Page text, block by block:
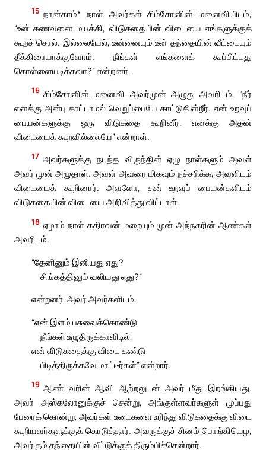
15 நான்காம்* நாள் அவர்கள் சிம்சோனின் மனைவியிடம்,
“உன் கணவனை மயக்கி, விடுகதையின் விடையை எங்களுக்குக்
கூறச் சொல். இல்லையேல், உன்னையும் உன் தந்தையின் வீட்டையும்
தீக்கிரையாக்குவோம். நீங்கள் எங்களைக் கூப்பிட்டது
கொள்ளையடிக்கவா?” என்றனர்.
16 சிம்சோனின் மனைவி அவர்முன் அழுது அவரிடம், “நீர்
எனக்கு அன்பு காட்டாமல் வெறுப்பையே காட்டுகின்றீர். என் உறவுப்
பையன்களுக்கு ஒரு விடுகதை கூறினீர். எனக்கு அதன்
விடையைக் கூறவில்லையே” என்றாள்.
17 அவர்களுக்கு நடந்த விருந்தின் ஏழு நாள்களும் அவள்
அவர் முன் அழுதாள். அவள் அவரை மிகவும் நச்சரிக்க, அவளிடம்
விடையைக் கூறினார். அவளோ, தன் உறவுப் பையன்களிடம்
விடுகதையின் விடையை அறிவித்து விட்டாள்.
18 ஏழாம் நாள் கதிரவன் மறையும் முன் அந்நகரின் ஆண்கள்
அவரிடம்,
“தேனினும் இனியது எது?
சிங்கத்தினும் வலியது எது?”
என்றனர். அவர் அவர்களிடம்,
“என் இளம் பசுவைக்கொண்டு
நீங்கள் உழுதிருக்காவிடில்,
என் விடுகதைக்கு விடை கண்டு
பிடித்திருக்கவே மாட்டீர்கள்” என்றார்.
19 ஆண்டவரின் ஆவி ஆற்றலுடன் அவர் மீது இறங்கியது.
அவர் அஸ்கலோனுக்குச் சென்று, அங்குள்ளவர்களுள் முப்பது
பேரைக் கொன்று, அவர்கள் உடைகளை உரிந்து விடுகதைக்கு விடை
கூறியவர்களுக்குக் கொடுத்தார். அவருக்குச் சினம் பொங்கியெழ,
அவர் தம் தந்தையின் வீட்டுக்குத் திரும்பிச்சென்றார்.